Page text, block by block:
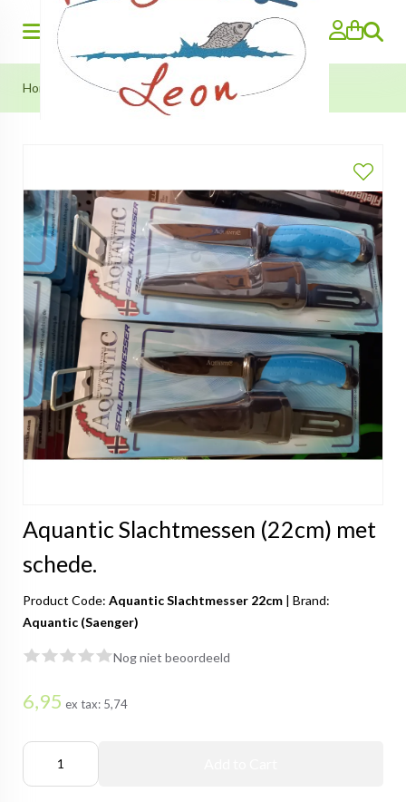
Search
Home Aquantic Slachtmessen (22cm) met schede.
Aquantic Slachtmessen (22cm) met
schede.
Product Code: Aquantic Slachtmesser 22cm | Brand:
Aquantic (Saenger)
Nog niet beoordeeld
6,95 ex tax: 5,74